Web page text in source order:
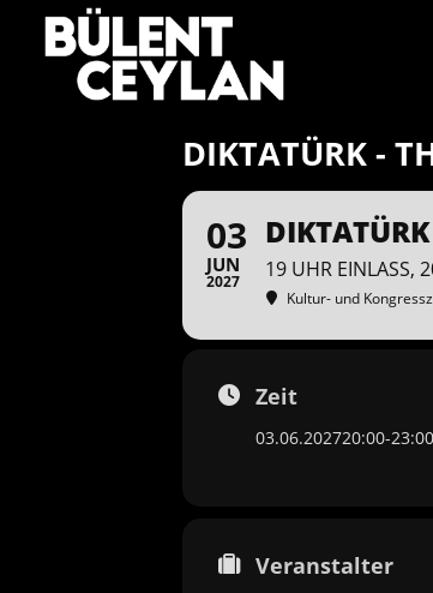
Zum
Inhalt
springen
DIKTATÜRK -
03
JUN
2027 19 UHR EINLASS,
Kultur- und
Zeit
03.06.202720:00-23:00
Veranstalter